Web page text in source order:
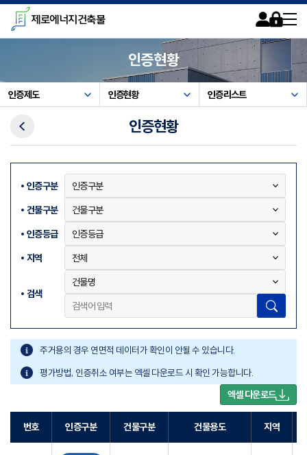
본문으로 가기
주메뉴로 가기
카피라이트로 가기
제로에너지건축물 회원가입
로그인
인증현황
인증제도 인증현황 인증리스트
인증현황
이전메뉴
인증구분
건물구분
인증등급
지역
검색 검색
주거용의 경우 연면적 데이터가 확인이 안될 수 있습니다.
평가방법, 인증취소 여부는 엑셀 다운로드 시 확인 가능합니다.
엑셀 다운로드
번호 인증구분 건물구분 건물용도 지역